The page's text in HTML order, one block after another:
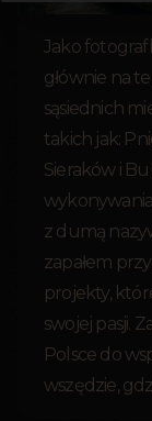
Jako
głównie na
sąsiednich
takich jak:
Sieraków i
z dumą
zapałem
projekty,
swojej pasji.
Polsce do
wszędzie,